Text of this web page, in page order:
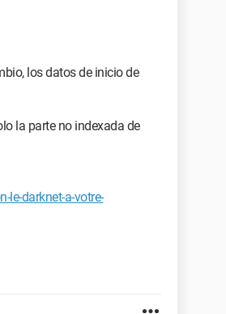
los datos de inicio de
la parte no indexada de
darknet-a-votre-